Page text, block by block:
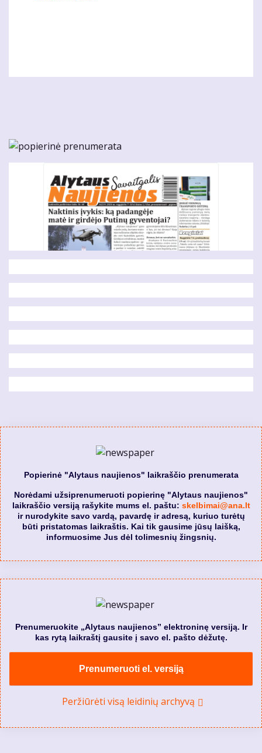
Popierinė "Alytaus naujienos" laikraščio prenumerata
Norėdami užsiprenumeruoti popierinę "Alytaus naujienos"
laikraščio versiją rašykite mums el. paštu: skelbimai@ana.lt
ir nurodykite savo vardą, pavardę ir adresą, kuriuo turėtų
būti pristatomas laikraštis. Kai tik gausime jūsų laišką,
informuosime Jus dėl tolimesnių žingsnių.
Prenumeruokite „Alytaus naujienos” elektroninę versiją. Ir
kas rytą laikraštį gausite į savo el. pašto dėžutę.
Prenumeruoti el. versiją
Peržiūrėti visą leidinių archyvą